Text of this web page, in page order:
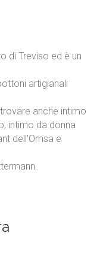
di Treviso ed è un
artigianali
anche intimo
intimo da donna
dell'Omsa e